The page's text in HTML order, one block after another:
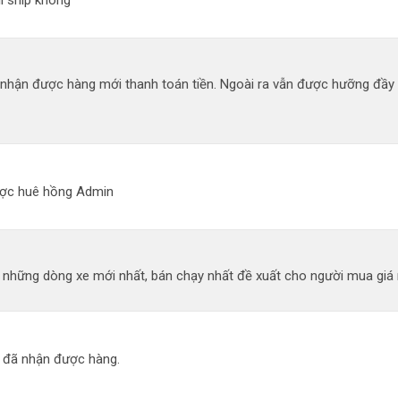
được hàng mới thanh toán tiền. Ngoài ra vẫn được hưỡng
huê hồng Admin
dòng xe mới nhất, bán chạy nhất đề xuất cho người mua giá
nhận được hàng.